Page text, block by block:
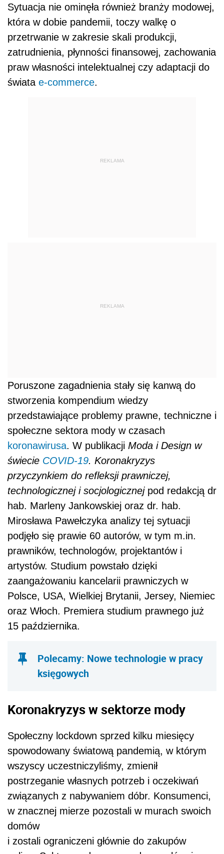
Sytuacja nie ominęła również branży modowej,
która w dobie pandemii, toczy walkę o
przetrwanie w zakresie skali produkcji,
zatrudnienia, płynności finansowej, zachowania
praw własności intelektualnej czy adaptacji do
świata e-commerce.
REKLAMA
REKLAMA
Poruszone zagadnienia stały się kanwą do
stworzenia kompendium wiedzy
przedstawiające problemy prawne, techniczne i
społeczne sektora mody w czasach
koronawirusa. W publikacji Moda i Design w
świecie COVID-19. Koronakryzys
przyczynkiem do refleksji prawniczej,
technologicznej i socjologicznejpod redakcją dr
hab. Marleny Jankowskiej oraz dr. hab.
Mirosława Pawełczyka analizy tej sytuacji
podjęło się prawie 60 autorów, w tym m.in.
prawników, technologów, projektantów i
artystów. Studium powstało dzięki
zaangażowaniu kancelarii prawniczych w
Polsce, USA, Wielkiej Brytanii, Jersey, Niemiec
oraz Włoch. Premiera studium prawnego już
15 października.
Polecamy: Nowe technologie w pracy
księgowych
Koronakryzys w sektorze mody
Społeczny lockdown sprzed kilku miesięcy
spowodowany światową pandemią, w którym
wszyscy uczestniczyliśmy, zmienił
postrzeganie własnych potrzeb i oczekiwań
związanych z nabywaniem dóbr. Konsumenci,
w znacznej mierze pozostali w murach swoich
domów
i zostali ograniczeni głównie do zakupów